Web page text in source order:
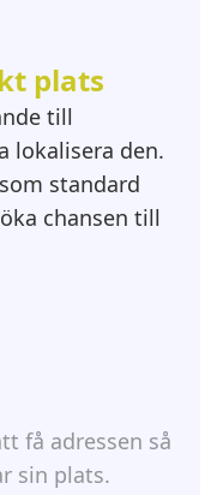
plats
till
lokalisera den.
standard
chansen till
få adressen så
sin plats.